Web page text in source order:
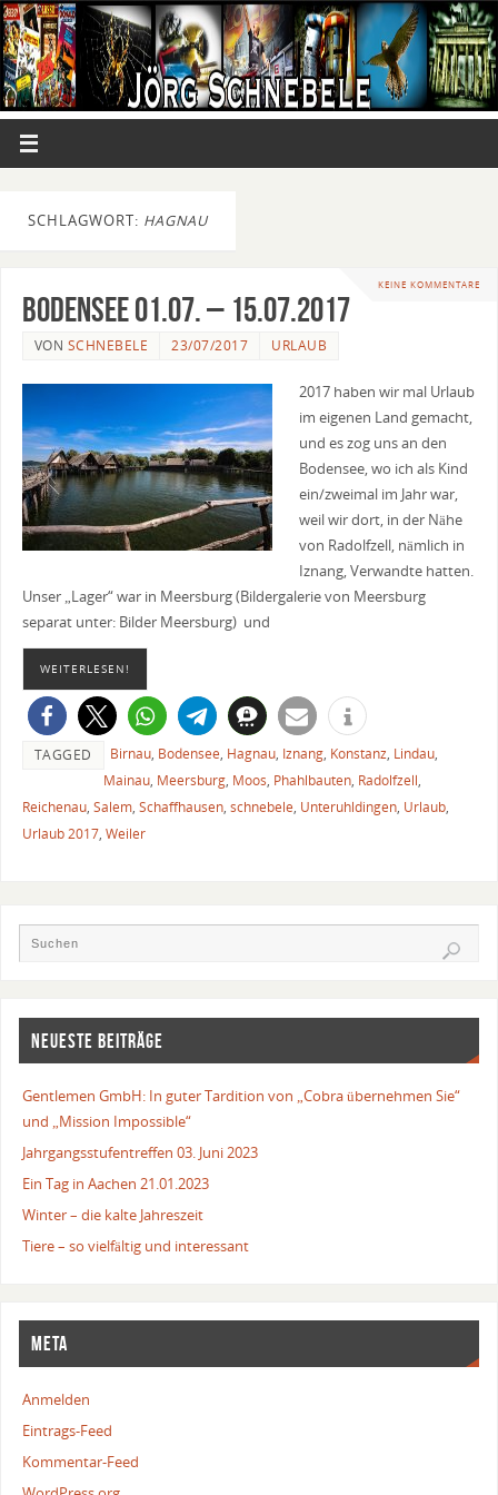
SCHLAGWORT: HAGNAU
KEINE KOMMENTARE
Bodensee 01.07. – 15.07.2017
VON SCHNEBELE 23/07/2017 URLAUB
2017 haben wir mal Urlaub
im eigenen Land gemacht,
und es zog uns an den
Bodensee, wo ich als Kind
ein/zweimal im Jahr war,
weil wir dort, in der Nähe
von Radolfzell, nämlich in
Iznang, Verwandte hatten.
Unser „Lager“ war in Meersburg (Bildergalerie von Meersburg
separat unter: Bilder Meersburg) und
WEITERLESEN!
TAGGED Birnau, Bodensee, Hagnau, Iznang, Konstanz, Lindau,
Mainau, Meersburg, Moos, Phahlbauten, Radolfzell,
Reichenau, Salem, Schaffhausen, schnebele, Unteruhldingen, Urlaub,
Urlaub 2017, Weiler
NEUESTE BEITRÄGE
Gentlemen GmbH: In guter Tardition von „Cobra übernehmen Sie“
und „Mission Impossible“
Jahrgangsstufentreffen 03. Juni 2023
Ein Tag in Aachen 21.01.2023
Winter – die kalte Jahreszeit
Tiere – so vielfältig und interessant
META
Anmelden
Eintrags-Feed
Kommentar-Feed